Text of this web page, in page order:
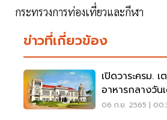
กระทรวงการท่องเที่ยวและกีฬา
ข่าวที่เกี่ยวข้อง
เปิดวาระครม. เ
อาหารกลางวัน
ประเทศ
06 ก.ย. 2565 |